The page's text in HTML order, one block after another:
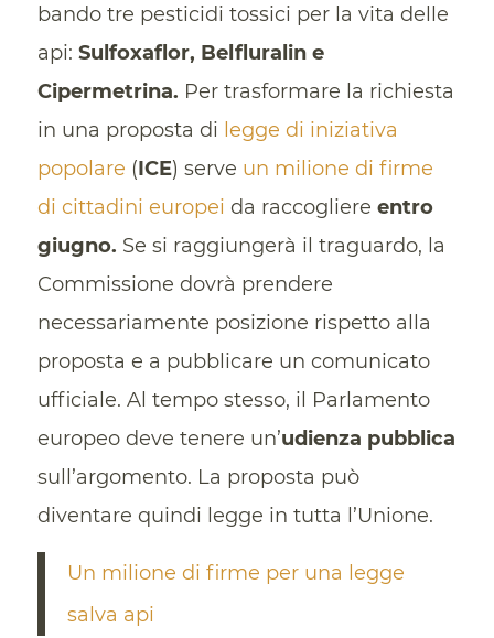
bando tre pesticidi tossici per la vita delle
api: Sulfoxaflor, Belfluralin e
Cipermetrina. Per trasformare la richiesta
in una proposta di legge di iniziativa
popolare (ICE) serve un milione di firme
di cittadini europei da raccogliere entro
giugno. Se si raggiungerà il traguardo, la
Commissione dovrà prendere
necessariamente posizione rispetto alla
proposta e a pubblicare un comunicato
ufficiale. Al tempo stesso, il Parlamento
europeo deve tenere un’udienza pubblica
sull’argomento. La proposta può
diventare quindi legge in tutta l’Unione.
Un milione di firme per una legge
salva api